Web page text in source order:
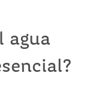
agua